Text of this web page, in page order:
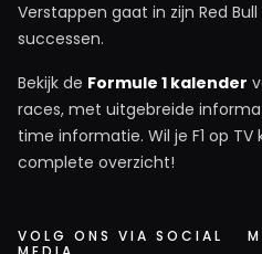
Verstappen gaat in zijn Red
successen.
Bekijk de Formule 1 kalender
races, met uitgebreide
time informatie. Wil je F1 op TV
complete overzicht!
VOLG ONS VIA SOCIAL